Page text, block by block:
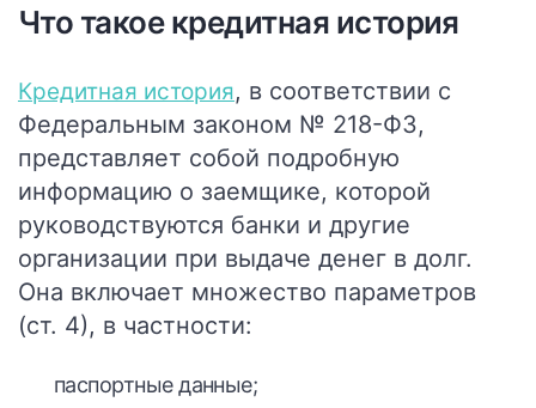
Что такое кредитная история
Кредитная история, в соответствии с
Федеральным законом № 218-ФЗ,
представляет собой подробную
информацию о заемщике, которой
руководствуются банки и другие
организации при выдаче денег в долг.
Она включает множество параметров
(ст. 4), в частности:
паспортные данные;